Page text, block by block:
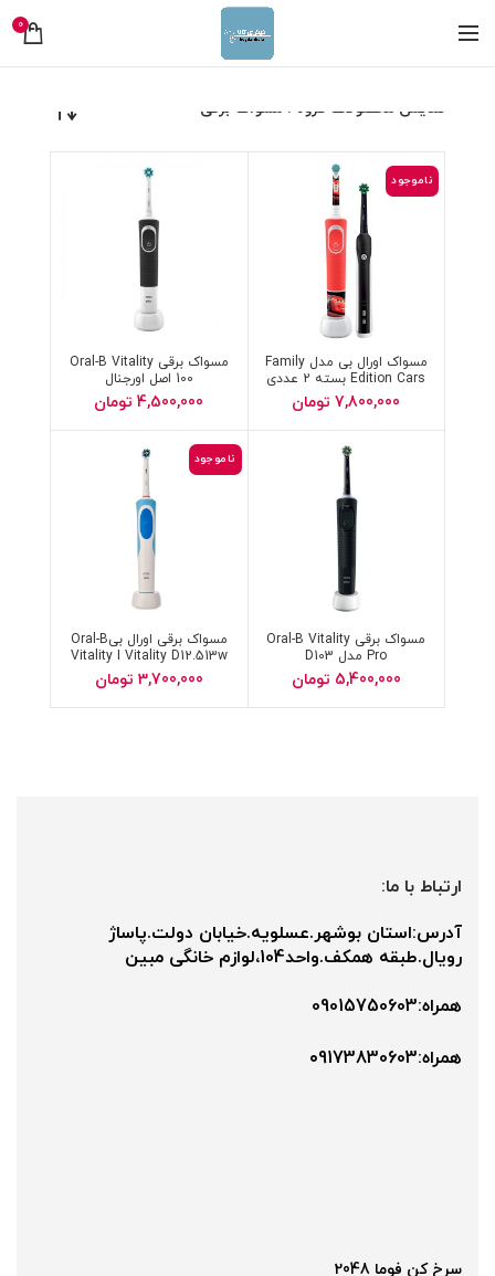
0
نمایش محصولات گروه : مسواک برقی
ناموجود
مسواک اورال بی مدل Family
Edition Cars بسته 2 عددی
7,800,000 تومان
مسواک برقی Oral-B Vitality
100 اصل اورجنال
4,500,000 تومان
مسواک برقی Oral-B Vitality
Pro مدل D103
5,400,000 تومان
ناموجود
مسواک برقی اورال بیOral-B
Vitality I Vitality D12.513w
D1.513w 3D White
Toothbrush
3,700,000 تومان
ارتباط با ما:
آدرس:استان بوشهر.عسلویه.خیابان دولت.پاساژ
رویال.طبقه همکف.واحد104،لوازم خانگی مبین
همراه:09015750603
همراه:۰9173830603
سرخ کن فوما 2048